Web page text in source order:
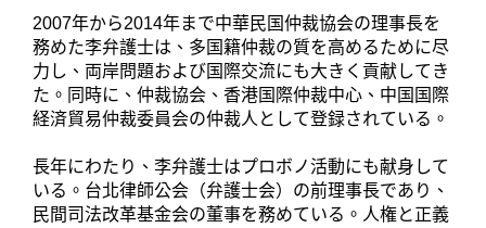
2007年から2014年まで中華民国仲裁協会の理事長を
務めた李弁護士は、多国籍仲裁の質を高めるために尽
力し、両岸問題および国際交流にも大きく貢献してき
た。同時に、仲裁協会、香港国際仲裁中心、中国国際
経済貿易仲裁委員会の仲裁人として登録されている。
長年にわたり、李弁護士はプロボノ活動にも献身して
いる。台北律師公会（弁護士会）の前理事長であり、
民間司法改革基金会の董事を務めている。人権と正義